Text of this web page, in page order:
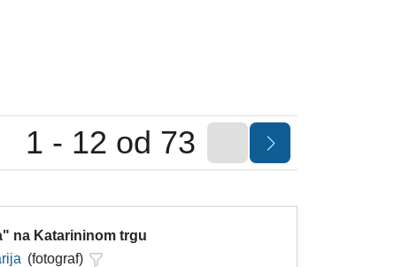
1 - 12 od 73
na Katarininom trgu
(fotograf)